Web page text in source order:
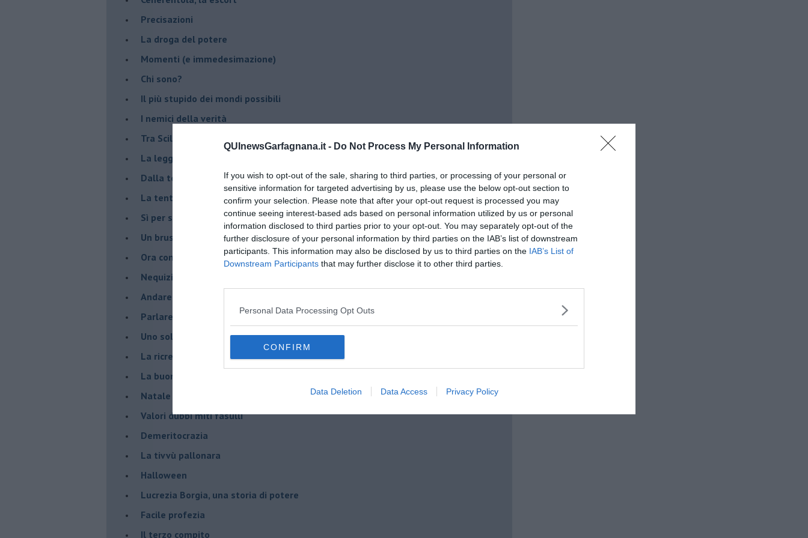
QUInewsGarfagnana.it - Do Not Process My Personal Information
If you wish to opt-out of the sale, sharing to third parties, or processing of your personal or
sensitive information for targeted advertising by us, please use the below opt-out section to
confirm your selection. Please note that after your opt-out request is processed you may
continue seeing interest-based ads based on personal information utilized by us or personal
information disclosed to third parties prior to your opt-out. You may separately opt-out of the
further disclosure of your personal information by third parties on the IAB’s list of downstream
participants. This information may also be disclosed by us to third parties on the IAB’s List of
Downstream Participants that may further disclose it to other third parties.
Personal Data Processing Opt Outs
CONFIRM
Data Deletion Data Access Privacy Policy
Precisazioni
La droga del potere
Momenti (e immedesimazione)
Chi sono?
Il più stupido dei mondi possibili
I nemici della verità
Tra Scilla e Cariddi
La legge del più forte
Dalla terra alla luna
La tentazione
​Sì per sempre? O no al momento?
Un brusco risveglio
Ora come allora
Nequizia
Andare oltre lo specchio
Parlare con la televisione
Uno solo al comando?
La ricreazione è finita
La buona notizia
Natale con l'elmetto
Valori dubbi miti fasulli
Demeritocrazia
La tivvù pallonara
Halloween
​Lucrezia Borgia, una storia di potere
Facile profezia
Il terzo compito